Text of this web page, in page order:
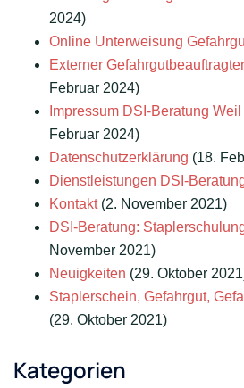
2024)
Online Unterweisung
Externer
Februar 2024)
Impressum DSI-Beratung
Februar 2024)
Datenschutzerklärung (18.
Dienstleistungen DSI-
Kontakt (2. November 2021)
DSI-Beratung:
November 2021)
Neuigkeiten (29. Oktober
Staplerschein, Gefahrgut,
(29. Oktober 2021)
Kategorien